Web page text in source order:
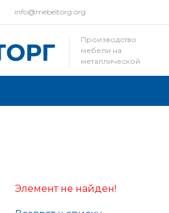
info@mebeltorg.org
Производство
мебели на
металлической
Элемент не найден!